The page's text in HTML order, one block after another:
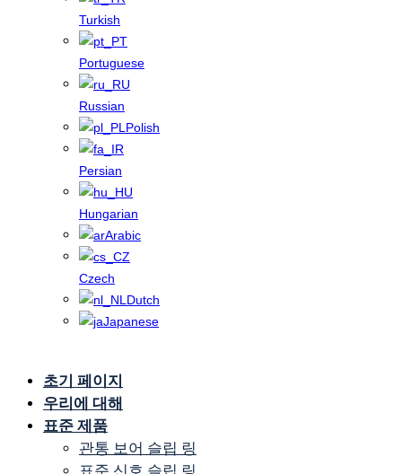
Turkish
Portuguese
Russian
Polish
Persian
Hungarian
Arabic
Czech
Dutch
Japanese
초기 페이지
우리에 대해
표준 제품
관통 보어 슬립 링
표준 신호 슬립 링
USB 슬립 링